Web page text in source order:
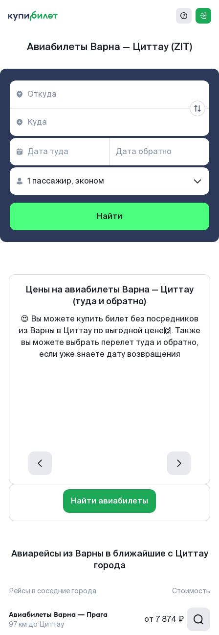
Авиабилеты Варна — Циттау (ZIT)
Найти
Цены на авиабилеты Варна — Циттау
(туда и обратно)
😍 Вы можете купить билет без посредников
из Варны в Циттау по выгодной цене🙌. Также
вы можете выбрать перелет туда и обратно,
если уже знаете дату возвращения
Найти авиабилеты
Авиарейсы из Варны в ближайшие с Циттау
города
Рейсы в соседние города Стоимость
Авиабилеты Варна — Прага
97км до Циттау от 7 874 ₽